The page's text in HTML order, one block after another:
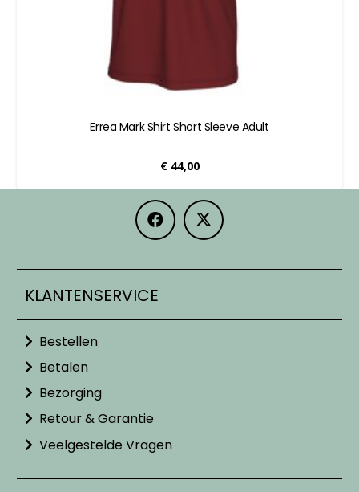
Errea Mark Shirt Short Sleeve Adult
€44,00
KLANTENSERVICE
Bestellen
Betalen
Bezorging
Retour & Garantie
Veelgestelde Vragen